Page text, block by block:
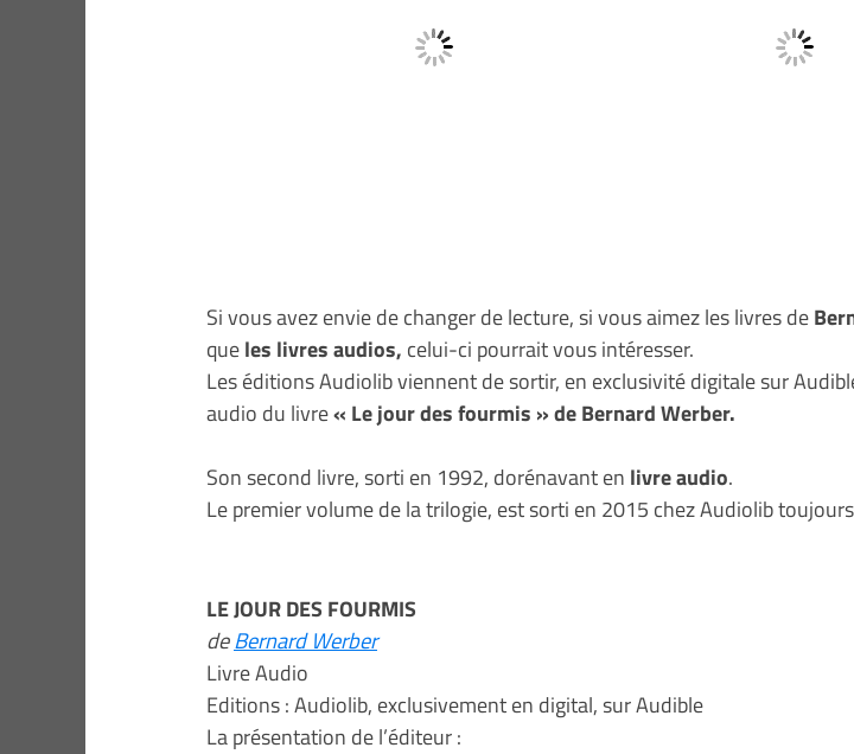
Si vous avez envie de changer de lecture, si vous aimez les livres de
queles livres audios, celui-ci pourrait vous intéresser.
Les éditions Audiolib viennent de sortir, en exclusivité digitale sur
audio du livre« Le jour des fourmis » de Bernard Werber.
Son second livre, sorti en 1992, dorénavant en livre audio.
Le premier volume de la trilogie, est sorti en 2015 chez Audiolib
LE JOUR DES FOURMIS
deBernard Werber
Livre Audio
Editions : Audiolib, exclusivement en digital, sur Audible
La présentation de l’éditeur :